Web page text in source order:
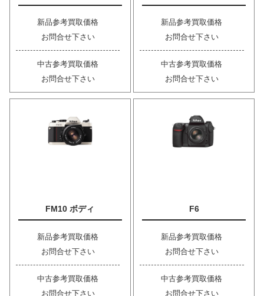
新品参考買取価格
お問合せ下さい
中古参考買取価格
お問合せ下さい
新品参考買取価格
お問合せ下さい
中古参考買取価格
お問合せ下さい
FM10 ボディ
新品参考買取価格
お問合せ下さい
中古参考買取価格
お問合せ下さい
F6
新品参考買取価格
お問合せ下さい
中古参考買取価格
お問合せ下さい